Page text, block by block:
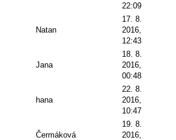
22:09
Natan
17. 8.
2016,
12:43
Jana
18. 8.
2016,
00:48
hana
22. 8.
2016,
10:47
Čermáková
19. 8.
2016,